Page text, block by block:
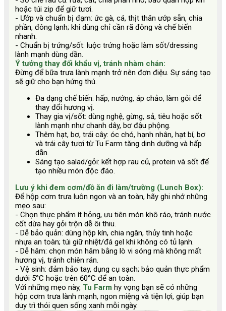
hoặc túi zip để giữ tươi.
- Ướp và chuẩn bị đạm: ức gà, cá, thịt thăn ướp sẵn, chia
phần, đông lạnh; khi dùng chỉ cần rã đông và chế biến
nhanh.
- Chuẩn bị trứng/sốt: luộc trứng hoặc làm sốt/dressing
lành mạnh dùng dần.
Ý tưởng thay đổi khẩu vị, tránh nhàm chán:
Đừng để bữa trưa lành mạnh trở nên đơn điệu. Sự sáng tạo
sẽ giữ cho bạn hứng thú.
Đa dạng chế biến: hấp, nướng, áp chảo, làm gỏi để
thay đổi hương vị.
Thay gia vị/sốt: dùng nghệ, gừng, sả, tiêu hoặc sốt
lành mạnh như chanh dây, bơ đậu phộng.
Thêm hạt, bơ, trái cây: óc chó, hạnh nhân, hạt bí, bơ
và trái cây tươi từ Tu Farm tăng dinh dưỡng và hấp
dẫn.
Sáng tạo salad/gỏi: kết hợp rau củ, protein và sốt để
tạo nhiều món độc đáo.
Lưu ý khi đem cơm/đồ ăn đi làm/trường (Lunch Box):
Để hộp cơm trưa luôn ngon và an toàn, hãy ghi nhớ những
mẹo sau:
- Chọn thực phẩm ít hỏng, ưu tiên món khô ráo, tránh nước
cốt dừa hay gỏi trộn dễ ôi thiu.
- Dễ bảo quản: dùng hộp kín, chia ngăn, thủy tinh hoặc
nhựa an toàn; túi giữ nhiệt/đá gel khi không có tủ lạnh.
- Dễ hâm: chọn món hâm bằng lò vi sóng mà không mất
hương vị, tránh chiên rán.
- Vệ sinh: đảm bảo tay, dụng cụ sạch; bảo quản thực phẩm
dưới 5°C hoặc trên 60°C để an toàn.
Với những mẹo này, Tu Farm hy vọng bạn sẽ có những
hộp cơm trưa lành mạnh, ngon miệng và tiện lợi, giúp bạn
duy trì thói quen sống xanh mỗi ngày.